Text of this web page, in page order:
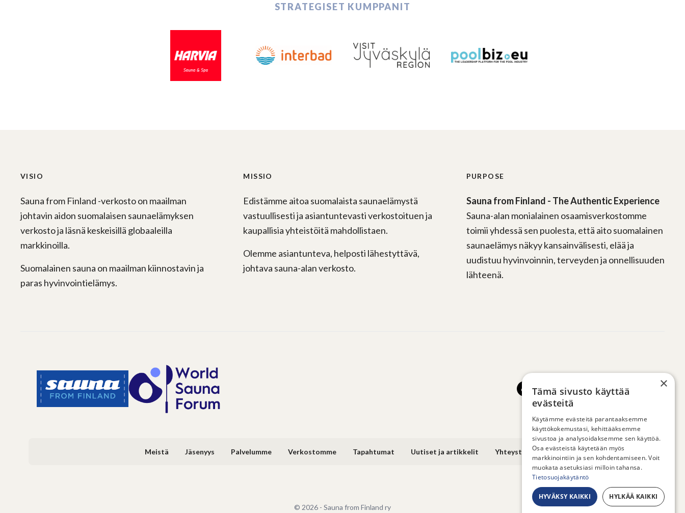
STRATEGISET KUMPPANIT
VISIO
Sauna from Finland -verkosto on maailman
johtavin aidon suomalaisen saunaelämyksen
verkosto ja läsnä keskeisillä globaaleilla
markkinoilla.
Suomalainen sauna on maailman kiinnostavin ja
paras hyvinvointielämys.
MISSIO
Edistämme aitoa suomalaista saunaelämystä
vastuullisesti ja asiantuntevasti verkostoituen ja
kaupallisia yhteistöitä mahdollistaen.
Olemme asiantunteva, helposti lähestyttävä,
johtava sauna-alan verkosto.
PURPOSE
Sauna from Finland - The Authentic Experience
Sauna-alan monialainen osaamisverkostomme
toimii yhdessä sen puolesta, että aito suomalainen
saunaelämys näkyy kansainvälisesti, elää ja
uudistuu hyvinvoinnin, terveyden ja onnellisuuden
lähteenä.
Meistä Jäsenyys Palvelumme Verkostomme Tapahtumat Uutiset ja artikkelit Yhteystiedot
© 2026 - Sauna from Finland ry
×
Tämä sivusto käyttää
evästeitä
Käytämme evästeitä parantaaksemme
käyttökokemustasi, kehittääksemme
sivustoa ja analysoidaksemme sen käyttöä.
Osa evästeistä käytetään myös
markkinointiin ja sen kohdentamiseen. Voit
muokata asetuksiasi milloin tahansa.
Tietosuojakäytäntö
HYVÄKSY KAIKKI HYLKÄÄ KAIKKI